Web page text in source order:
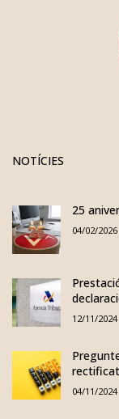
NOTÍCIES
25
04/02/2026
12/11/2024
04/11/2024